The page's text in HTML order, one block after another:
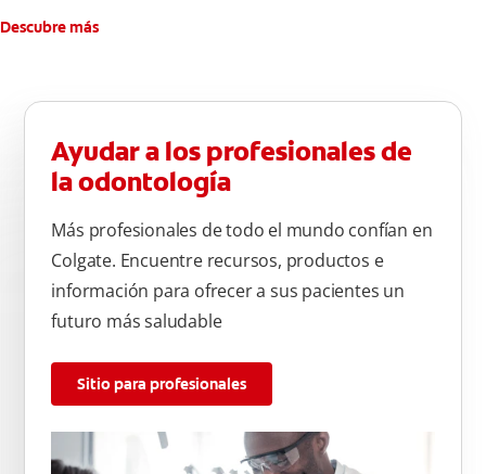
Descubre más
Ayudar a los profesionales de
la odontología
Más profesionales de todo el mundo confían en
Colgate. Encuentre recursos, productos e
información para ofrecer a sus pacientes un
futuro más saludable
Sitio para profesionales